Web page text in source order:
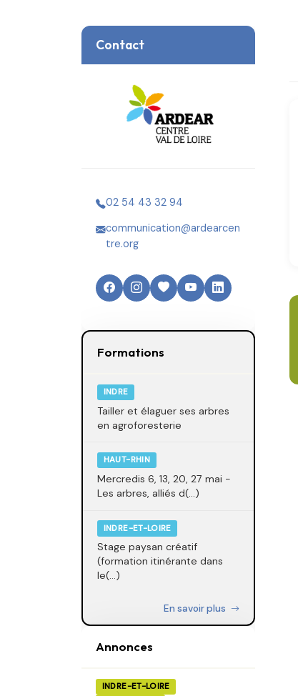
Contact
02 54 43 32 94
communication@ardearcen
tre.org
Formations
INDRE
Tailler et élaguer ses arbres
en agroforesterie
HAUT-RHIN
Mercredis 6, 13, 20, 27 mai -
Les arbres, alliés d(...)
INDRE-ET-LOIRE
Stage paysan créatif
(formation itinérante dans
le(...)
En savoir plus
Annonces
INDRE-ET-LOIRE